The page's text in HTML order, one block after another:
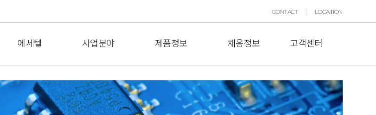
CONTACT LOCATION
에세텔 사업분야 제품정보 채용정보 고객센터